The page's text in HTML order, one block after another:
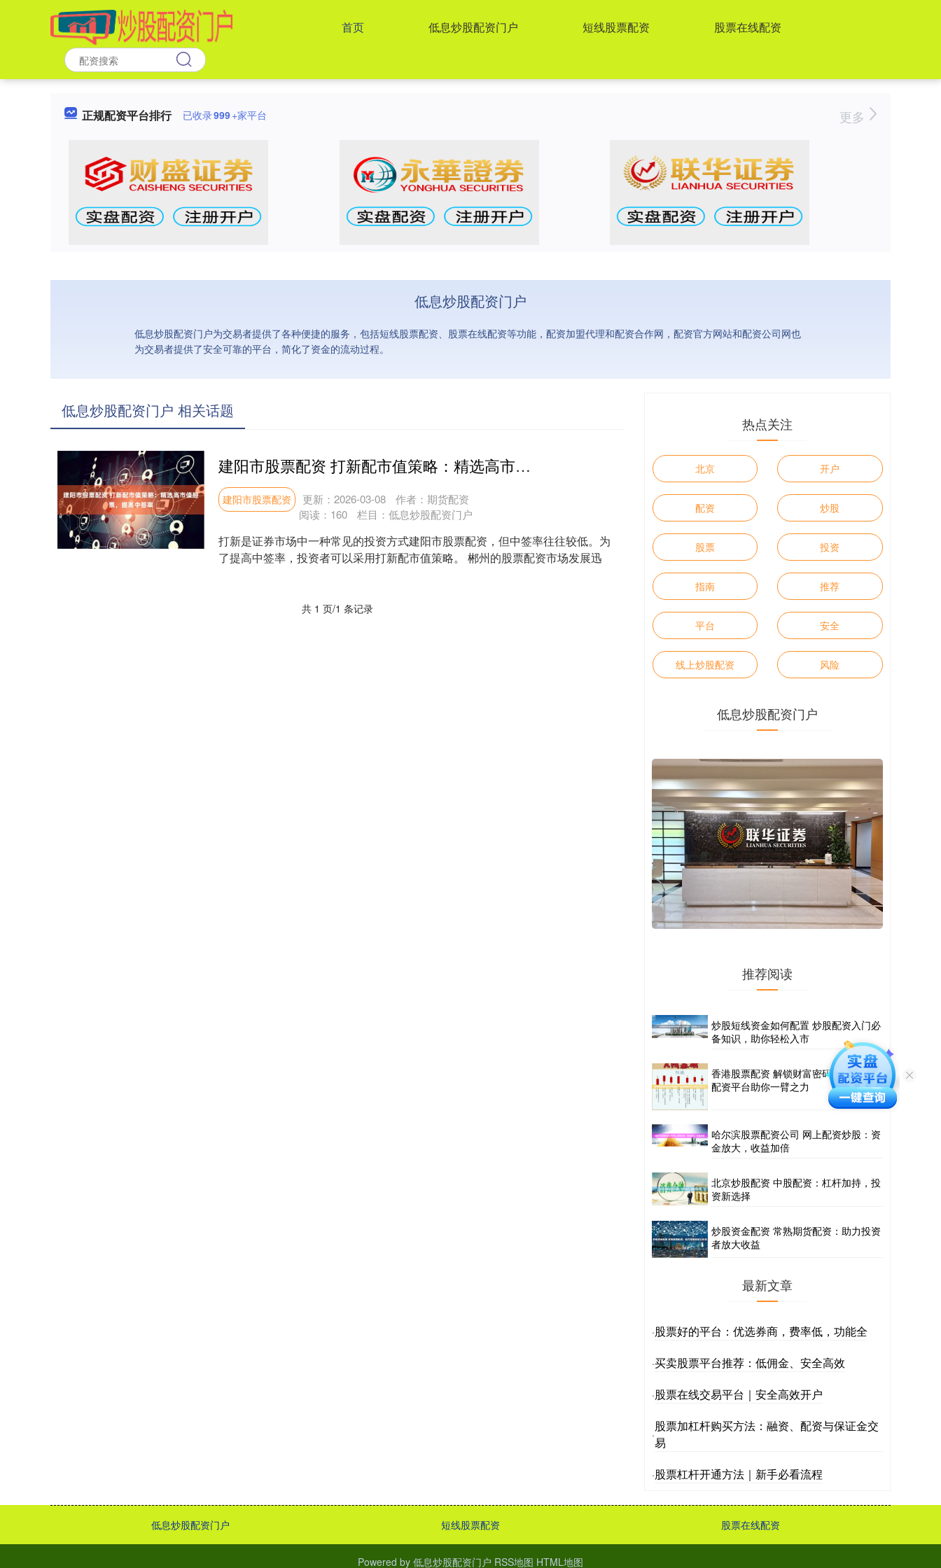
首页 低息炒股配资门户 短线股票配资 股票在线配资
正规配资平台排行 已收录999+家平台 更多
低息炒股配资门户
低息炒股配资门户为交易者提供了各种便捷的服务，包括短线股票配资、股票在线配资等功能，配资加盟代理和配资合作网，配资官方网站和配资公司网也
为交易者提供了安全可靠的平台，简化了资金的流动过程。
低息炒股配资门户 相关话题
建阳市股票配资 打新配市值策略：精选高市值股票，提高中签率
建阳市股票配资 更新：2026-03-08
作者：期货配资
阅读： 160 栏目： 低息炒股配资门户
打新是证券市场中一种常见的投资方式建阳市股票配资，但中签率往往较低。为
了提高中签率，投资者可以采用打新配市值策略。 郴州的股票配资市场发展迅
共 1 页/1 条记录
热点关注
北京 开户
配资 炒股
股票 投资
指南 推荐
平台 安全
线上炒股配资 风险
低息炒股配资门户
推荐阅读
炒股短线资金如何配置 炒股配资入门必
备知识，助你轻松入市
香港股票配资 解锁财富密码！免费股票
配资平台助你一臂之力
哈尔滨股票配资公司 网上配资炒股：资
金放大，收益加倍
北京炒股配资 中股配资：杠杆加持，投
资新选择
炒股资金配资 常熟期货配资：助力投资
者放大收益
最新文章
·股票好的平台：优选券商，费率低，功能全
·买卖股票平台推荐：低佣金、安全高效
·股票在线交易平台｜安全高效开户
·
股票加杠杆购买方法：融资、配资与保证金交
易
·股票杠杆开通方法｜新手必看流程
低息炒股配资门户 短线股票配资 股票在线配资
Powered by 低息炒股配资门户 RSS地图 HTML地图